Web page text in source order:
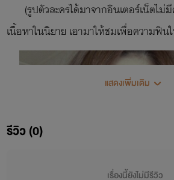
(รูปตัวละครได้มาจากอินเตอร์เน็ตไม่
เนื้อหาในนิยาย เอามาให้ชมเพื่อความฟิน
แสดงเพิ่มเติม
รีวิว (0)
เรื่องนี้ยังไม่มีรีวิว